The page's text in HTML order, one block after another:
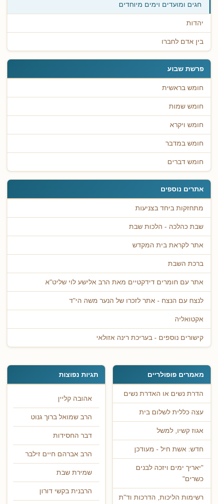
חגים ומועדים וימים מיוחדים
יהדות
בין אדם לחברו
פרשת שבוע
חומש בראשית
חומש שמות
חומש ויקרא
חומש במדבר
חומש דברים
אתרים נוספים
מתחזקות ביחד בצניעות
שבת כהלכה - הלכות שבת
אתר לקראת בית המקדש
ברכת השבת
אתר עם חומרים דידקטיים מאת הרב אלישע לוי שליט"א
לנצח עם הנצח - אתר לזכרו של הנער משה הי"ד
אקטואליה
קישורים נוספים - בעריכת רינה אזולאי
מאמרים פופולריים
הדרת נשים או האדרת נשים
עצה כללית לשלום בית
אגוז קשיו, למשל
חדש: אשת חיל - מעודכן
"יאריך ימים ויזכה לבנים
כשרים"
רשימות הליכות, הדרכות וד"ת
תגיות נפוצות
אהובה קליין
הרב שמואל ברוך גנוט
דבר החסידות
הרב אברהם חיים זילבר
שמירת שבת
הרבנית בקשי דורון